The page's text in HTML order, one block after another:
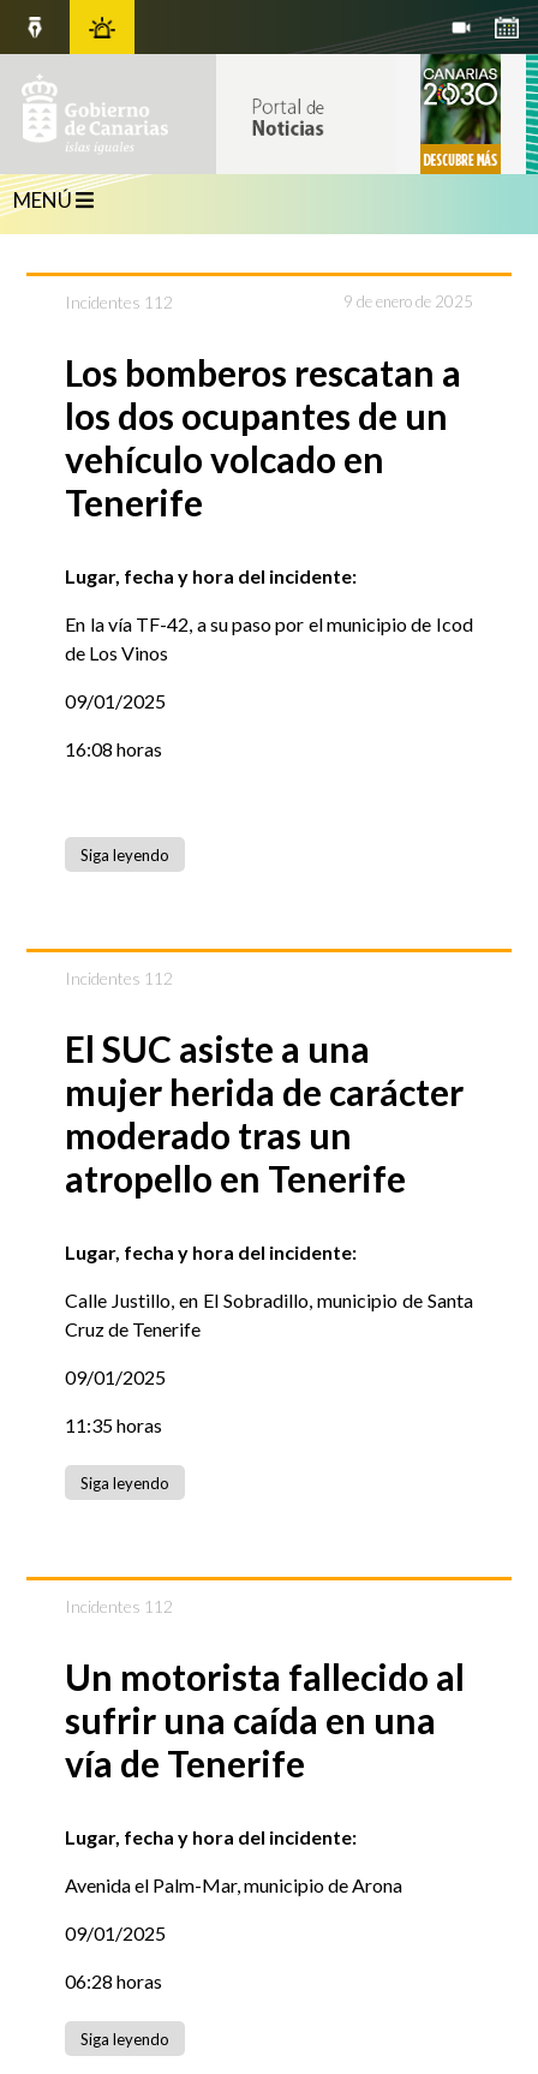
MENÚ
Incidentes 112 9 de enero de 2025
Los bomberos rescatan a
los dos ocupantes de un
vehículo volcado en
Tenerife
Lugar, fecha y hora del incidente:
En la vía TF-42, a su paso por el municipio de Icod
de Los Vinos
09/01/2025
16:08 horas
Siga leyendo
Incidentes 112
El SUC asiste a una
mujer herida de carácter
moderado tras un
atropello en Tenerife
Lugar, fecha y hora del incidente:
Calle Justillo, en El Sobradillo, municipio de Santa
Cruz de Tenerife
09/01/2025
11:35 horas
Siga leyendo
Incidentes 112
Un motorista fallecido al
sufrir una caída en una
vía de Tenerife
Lugar, fecha y hora del incidente:
Avenida el Palm-Mar, municipio de Arona
09/01/2025
06:28 horas
Siga leyendo